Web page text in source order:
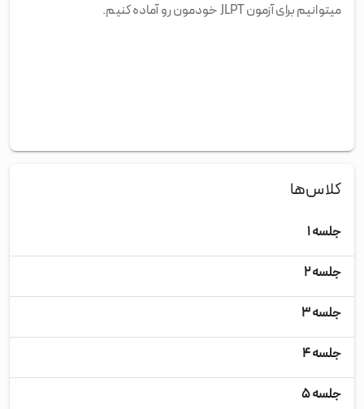
میتوانیم برای آزمون JLPT خودمون رو آماده کنیم.
کلاس‌ها
جلسه ۱
جلسه ۲
جلسه ۳
جلسه ۴
جلسه ۵